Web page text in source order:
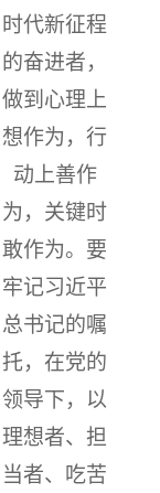
时代新征程
的奋进者，
做到心理上
想作为，行
动上善作
为，关键时
敢作为。要
牢记习近平
总书记的嘱
托，在党的
领导下，以
理想者、担
当者、吃苦